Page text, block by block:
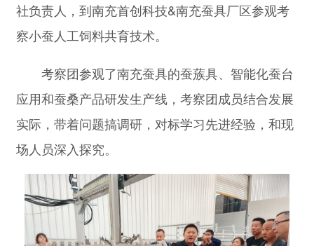
社负责人，到南充首创科技&南充蚕具厂区参观考
察小蚕人工饲料共育技术。
考察团参观了南充蚕具的蚕蔟具、智能化蚕台
应用和蚕桑产品研发生产线，考察团成员结合发展
实际，带着问题搞调研，对标学习先进经验，和现
场人员深入探究。